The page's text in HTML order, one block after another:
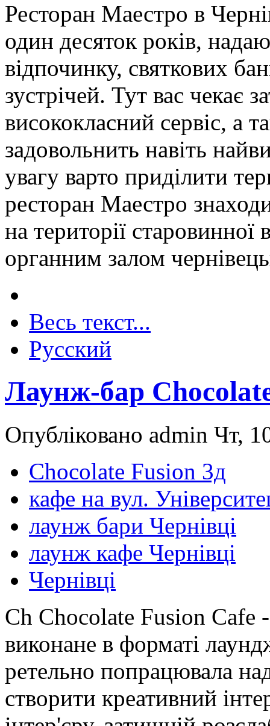
Ресторан Маестро в
один десяток років,
відпочинку, святкових
зустрічей. Тут вас чекає
висококласний сервіс, а
задовольнить навіть
увагу варто приділити
ресторан Маестро
на території старовинної
органним залом
Весь текст...
Русский
Лаунж-бар
Опубліковано admin Чт,
Chocolate Fusion 3д
кафе на вул.
лаунж бари Чернівці
лаунж кафе Чернівці
Чернівці
Ch Chocolate Fusion Cafe
виконане в форматі
ретельно попрацювала
створити креативний